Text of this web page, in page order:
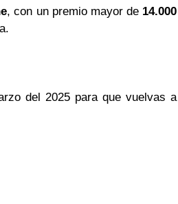
, con un premio mayor de 14.000
del 2025 para que vuelvas a